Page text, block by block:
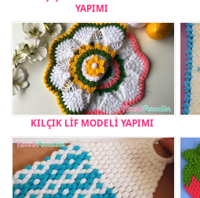
YAPIMI
KILÇIK LİF MODELİ YAPIMI